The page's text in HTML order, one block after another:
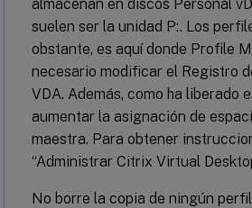
almacenan en discos Personal
suelen ser la unidad P:. Los
obstante, es aquí donde Profile
necesario modificar el Registro
VDA. Además, como ha liberado
aumentar la asignación de
maestra. Para obtener
“Administrar Citrix Virtual
No borre la copia de ningún